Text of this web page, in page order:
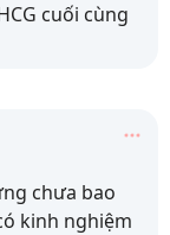
cuối cùng
chưa bao
kinh nghiệm